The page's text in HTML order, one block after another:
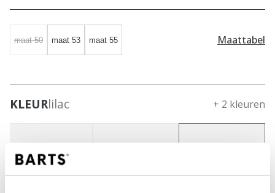
maat 50 maat 53 maat 55 Maattabel
KLEURlilac + 2 kleuren